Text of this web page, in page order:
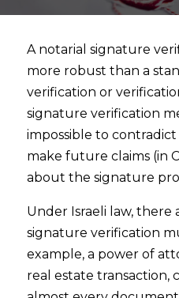
A notarial signature
more robust than a
verification or
signature verification
impossible to
make future claims (in
about the signature
Under Israeli law, there
signature verification
example, a power of
real estate transaction,